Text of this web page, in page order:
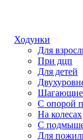
Ходунки
Для
При дцп
Для детей
Шагающие
С опорой
На колесах
С
Для